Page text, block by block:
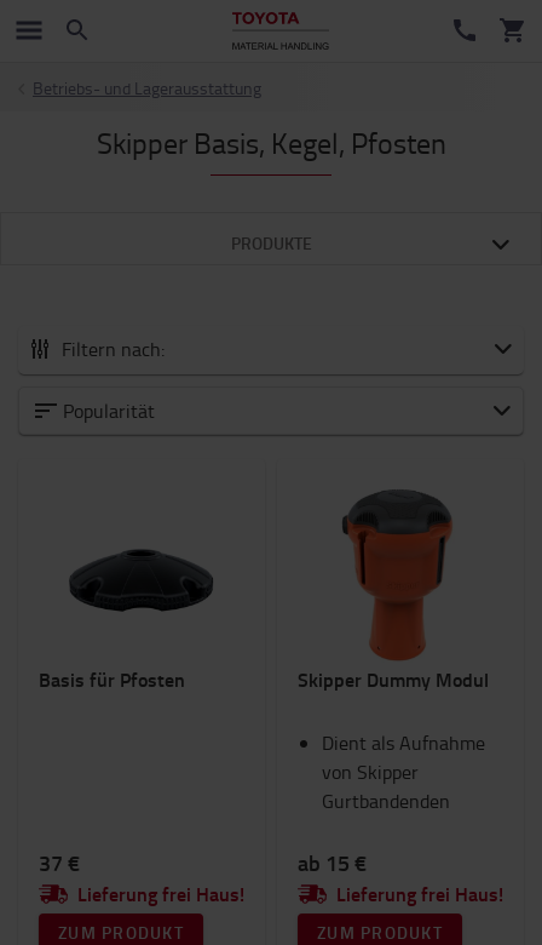
Betriebs- und Lagerausstattung
Skipper Basis, Kegel, Pfosten
PRODUKTE
Filtern nach:
Zubehör
Beleuchtung
Gabeln und Gabelverlängerungen
IC-Gabelstapler
Transportwagen & Betriebsroller
Verbrauchsmaterial
Winter
Popularität
Basis für Pfosten
37 €
Lieferung frei Haus!
ZUM PRODUKT
Skipper Dummy Modul
Dient als Aufnahme
von Skipper
Gurtbandenden
ab 15 €
Lieferung frei Haus!
ZUM PRODUKT